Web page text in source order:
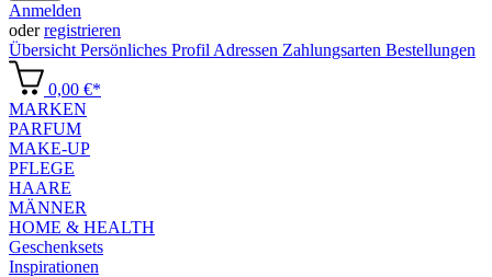
Anmelden
oderregistrieren
Übersicht Persönliches Profil Adressen Zahlungsarten Bestellungen
0,00 €*
MARKEN
PARFUM
MAKE-UP
PFLEGE
HAARE
MÄNNER
HOME & HEALTH
Geschenksets
Inspirationen